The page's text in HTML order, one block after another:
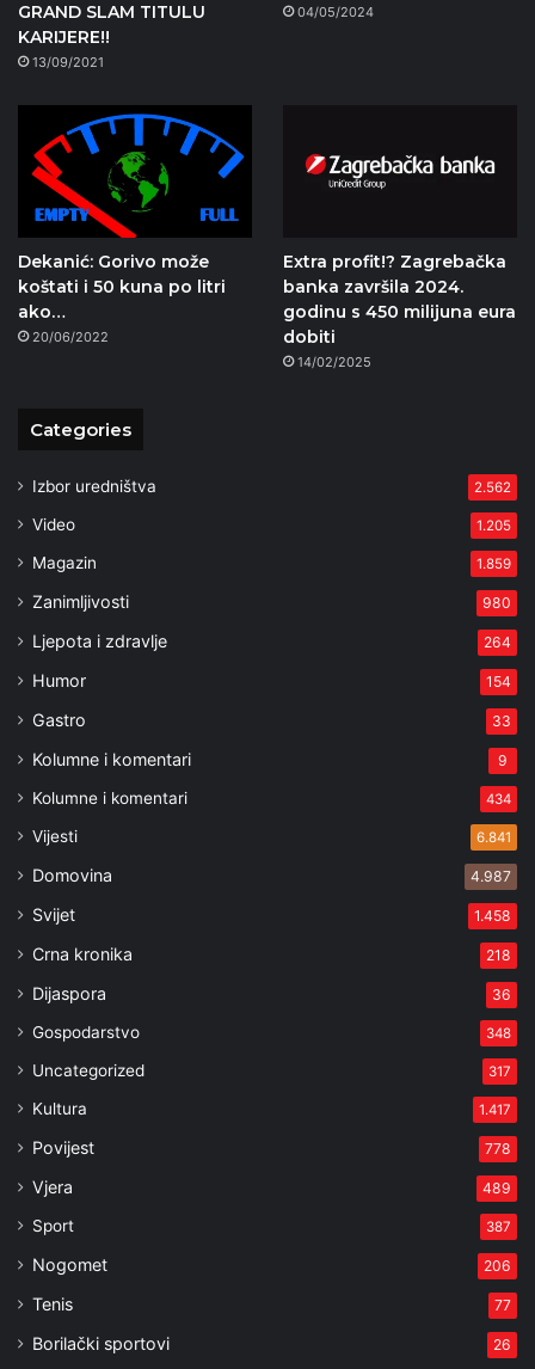
GRAND SLAM TITULU
KARIJERE!!
13/09/2021
04/05/2024
Dekanić: Gorivo može
koštati i 50 kuna po litri
ako…
20/06/2022
Extra profit!? Zagrebačka
banka završila 2024.
godinu s 450 milijuna eura
dobiti
14/02/2025
Categories
Izbor uredništva 2.562
Video 1.205
Magazin 1.859
Zanimljivosti 980
Ljepota i zdravlje 264
Humor 154
Gastro 33
Kolumne i komentari 9
Kolumne i komentari 434
Vijesti 6.841
Domovina 4.987
Svijet 1.458
Crna kronika 218
Dijaspora 36
Gospodarstvo 348
Uncategorized 317
Kultura 1.417
Povijest 778
Vjera 489
Sport 387
Nogomet 206
Tenis 77
Borilački sportovi 26